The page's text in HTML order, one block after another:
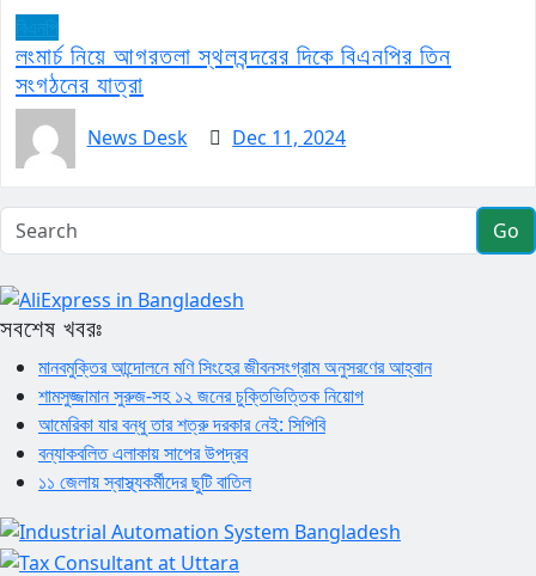
লংমার্চ নিয়ে আগরতলা স্থলবন্দরের দিকে বিএনপির তিন
সংগঠনের যাত্রা
News Desk
Dec 11, 2024
Go
সবশেষ খবরঃ
মানবমুক্তির আন্দোলনে মণি সিংহের জীবনসংগ্রাম অনুসরণের আহ্বান
শামসুজ্জামান সুরুজ-সহ ১২ জনের চুক্তিভিত্তিক নিয়োগ
আমেরিকা যার বন্ধু তার শত্রু দরকার নেই: সিপিবি
বন্যাকবলিত এলাকায় সাপের উপদ্রব
১১ জেলায় স্বাস্থ্যকর্মীদের ছুটি বাতিল